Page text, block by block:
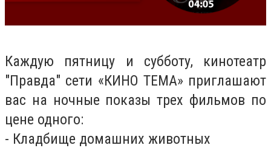
Каждую пятницу и субботу, кинотеатр
"Правда" сети «КИНО ТЕМА» приглашают
вас на ночные показы трех фильмов по
цене одного:
- Кладбище домашних животных